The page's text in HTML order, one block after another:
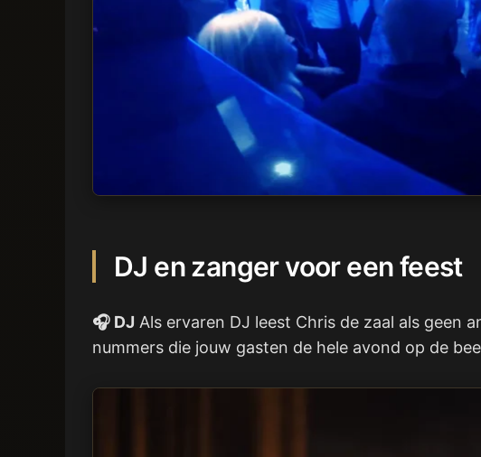
DJ en zanger voor een feest
🎧 DJ Als ervaren DJ leest Chris de zaal als geen
nummers die jouw gasten de hele avond op de